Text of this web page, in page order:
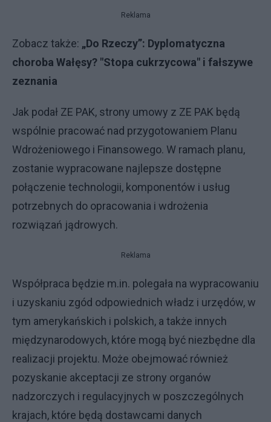
Reklama
Zobacz także: „Do Rzeczy”: Dyplomatyczna
choroba Wałęsy? "Stopa cukrzycowa" i fałszywe
zeznania
Jak podał ZE PAK, strony umowy z ZE PAK będą
wspólnie pracować nad przygotowaniem Planu
Wdrożeniowego i Finansowego. W ramach planu,
zostanie wypracowane najlepsze dostępne
połączenie technologii, komponentów i usług
potrzebnych do opracowania i wdrożenia
rozwiązań jądrowych.
Reklama
Współpraca będzie m.in. polegała na wypracowaniu
i uzyskaniu zgód odpowiednich władz i urzędów, w
tym amerykańskich i polskich, a także innych
międzynarodowych, które mogą być niezbędne dla
realizacji projektu. Może obejmować również
pozyskanie akceptacji ze strony organów
nadzorczych i regulacyjnych w poszczególnych
krajach, które będą dostawcami danych